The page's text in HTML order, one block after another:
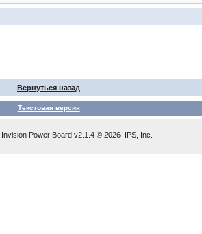
Вернуться назад
Текстовая версия
Invision Power Board v2.1.4 © 2026 IPS, Inc.